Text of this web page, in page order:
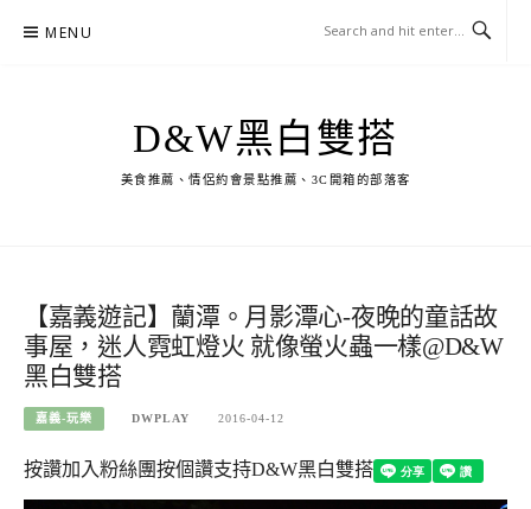
MENU
D&W黑白雙搭
美食推薦、情侶約會景點推薦、3C開箱的部落客
【嘉義遊記】蘭潭。月影潭心-夜晚的童話故
事屋，迷人霓虹燈火 就像螢火蟲一樣@D&W
黑白雙搭
嘉義-玩樂 DWPLAY 2016-04-12
按讚加入粉絲團按個讚支持D&W黑白雙搭